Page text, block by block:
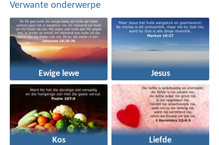
Verwante onderwerpe
Ewige lewe Jesus
Kos Liefde